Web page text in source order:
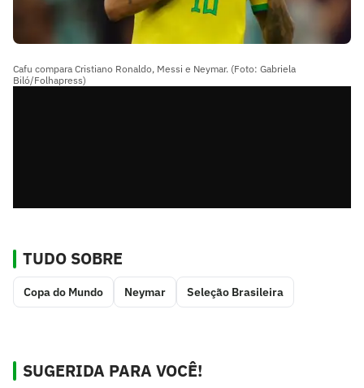
Cafu compara Cristiano Ronaldo, Messi e Neymar. (Foto: Gabriela
Biló/Folhapress)
TUDO SOBRE
Copa do Mundo Neymar Seleção Brasileira
SUGERIDA PARA VOCÊ!